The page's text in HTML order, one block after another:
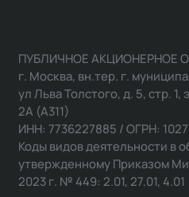
ПУБЛИЧНОЕ АКЦИОНЕРНОЕ
г. Москва, вн.тер. г.
ул Льва Толстого, д. 5, стр.
2А (А311)
ИНН: 7736227885 / ОГРН:
Коды видов деятельности в
утвержденному Приказом
2023 г. № 449: 2.01, 27.01, 4.01